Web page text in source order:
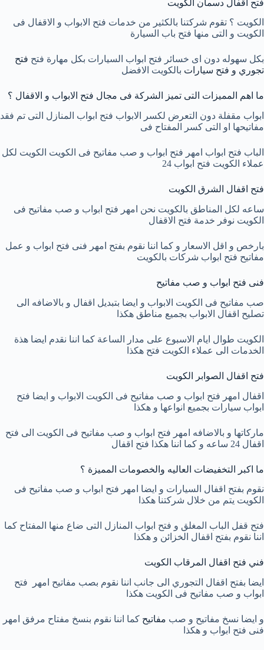
فتح اقفال دسمان الكويت
الكويت ؟ تقوم شركتنا بالكثير من خدمات فتح الابواب و الاقفال فى
الكويت و التى منها فتح باب السيارة
بكل سهوله دون اى خسائر فتح ابواب السيارات بكل مهارة فتح فتح
تجوري و فتح سيارات بالكويت الافضل
ما اهم المميزات التى تميز الشركة فى مجال فتح الابواب و الاقفال ؟
ابواب مقفلة دون التعرض لكسر الابواب فتح ابواب المنازل التى تم فقد
مفاتيحها او التى كسر المفتاح فى
الباب فتح ابواب امهر فتح ابواب و صب مفاتيح فى الكويت الكويت لكل
عملاء الكويت فتح ابواب 24
فتح اقفال الشرق الكويت
ساعه لكل المناطق بالكويت نحن امهر فتح ابواب و صب مفاتيح فى
الكويت نوفر خدمة فتح الاقفال
بارخص و اقل الاسعار و كما اننا نقوم بفتح امهر فنى فتح ابواب و عمل
مفاتيح فتح ابواب شركات بالكويت
فنى فتح ابواب و صب مفاتيح
صب مفاتيح فى الكويت الابواب و ايضا بتبديل اقفال و بالاضافه الى
تصليح اقفال الابواب بجميع مناطق هكذا
الكويت طوال ايام الاسبوع على مدار الساعة كما اننا نقدم ايضا هذة
الخدمات الى عملاء الكويت فتح هكذا
فتح اقفال الصوابر الكويت
اقفال امهر فتح ابواب و صب مفاتيح فى الكويت الابواب و ايضا فتح
ابواب سيارات بجميع انواعها و هكذا
ماركاتها و بالاضافه امهر فتح ابواب و صب مفاتيح فى الكويت الى فتح
اقفال 24 ساعه و كما اننا هكذا فتح اقفال
ما اكبر التخفيضات العاليه والخصومات المميزة ؟
نقوم بفتح اقفال السيارات و ايضا امهر فتح ابواب و صب مفاتيح فى
الكويت يتم من خلال شركتنا هكذا
فتح قفل الباب المغلق و فتح ابواب المنازل التى ضاع منها المفتاح كما
اننا نقوم بفتح اقفال الخزائن و هكذا
فني فتح اقفال المرقاب الكويت
ايضا بفتح اقفال التجوري الى جانب اننا نقوم بصب مفاتيح امهر فتح
ابواب و صب مفاتيح فى الكويت هكذا
و ايضا نسخ مفاتيح و صب مفاتيح كما اننا نقوم بنسخ مفتاح مرفق امهر
فنى فتح ابواب و هكذا